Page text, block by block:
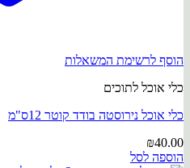
הוסף לרשימת המשאלות
כלי אוכל לתוכים
כלי אוכל נירוסטה בודד קוטר 12ס"מ
₪40.00
הוספה לסל